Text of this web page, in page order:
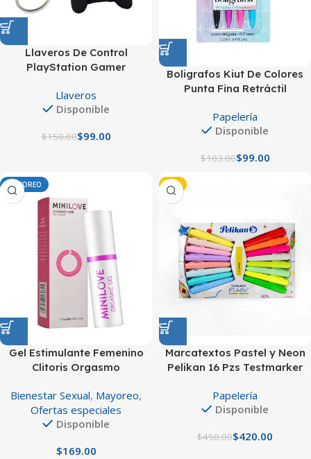
Llaveros De Control
PlayStation Gamer
Llaveros
Disponible
$150.00$99.00
Boligrafos Kiut De Colores
Punta Fina Retráctil
Papelería
Disponible
$103.00$99.00
MAYOREO
Gel Estimulante Femenino
Clitoris Orgasmo
Bienestar Sexual, Mayoreo,
Ofertas especiales
Disponible
$
-7%
Marcatextos Pastel y Neon
Pelikan 16 Pzs Testmarker
Papelería
Disponible
$450.00$420.00